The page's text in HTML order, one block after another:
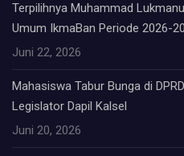
Terpilihnya Muhammad
Umum IkmaBan Periode 2026-
Juni 22, 2026
Mahasiswa Tabur Bunga di
Legislator Dapil Kalsel
Juni 20, 2026